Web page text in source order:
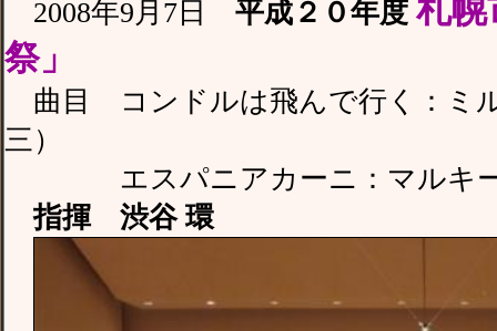
2008年9月7日 平成２０年度札幌
祭」
曲目 コンドルは飛んで行く：ミ
三）
エスパニアカーニ：マルキー
指揮 渋谷 環